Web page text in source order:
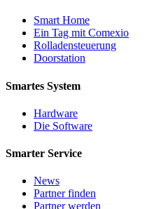
Smart Home
Ein Tag mit Comexio
Rolladensteuerung
Doorstation
Smartes System
Hardware
Die Software
Smarter Service
News
Partner finden
Partner werden